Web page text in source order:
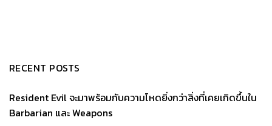
RECENT POSTS
Resident Evil จะมาพร้อมกับความโหดยิ่งกว่าสิ่งที่เคยเกิดขึ้นใน
Barbarian และ Weapons